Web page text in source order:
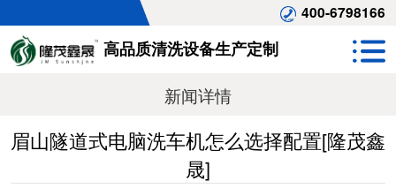
400-6798166
高品质清洗设备生产定制
新闻详情
眉山隧道式电脑洗车机怎么选择配置[隆茂鑫
晟]